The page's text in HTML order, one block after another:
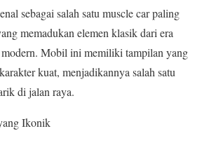
sebagai salah satu muscle car paling
memadukan elemen klasik dari era
Mobil ini memiliki tampilan yang
kuat, menjadikannya salah satu
di jalan raya.
Ikonik